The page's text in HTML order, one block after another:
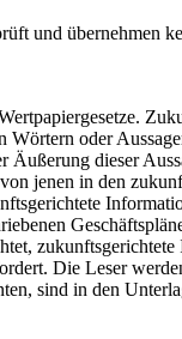
und übernehmen
oder
Äußerung dieser
jenen in den
Die Leser
sind in den